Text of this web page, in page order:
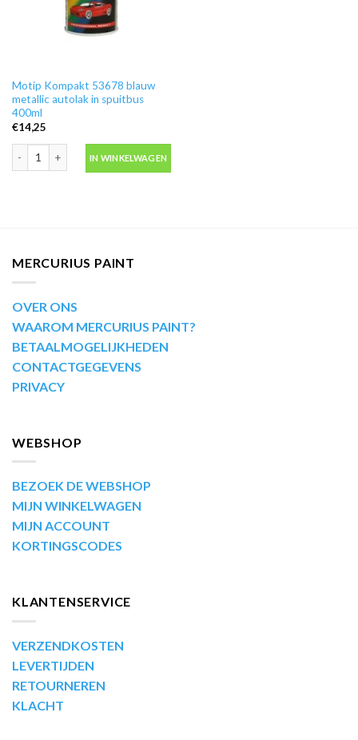
Motip Kompakt 53678 blauw
metallic autolak in spuitbus
400ml
€14,25
IN WINKELWAGEN
MERCURIUS PAINT
OVER ONS
WAAROM MERCURIUS PAINT?
BETAALMOGELIJKHEDEN
CONTACTGEGEVENS
PRIVACY
WEBSHOP
BEZOEK DE WEBSHOP
MIJN WINKELWAGEN
MIJN ACCOUNT
KORTINGSCODES
KLANTENSERVICE
VERZENDKOSTEN
LEVERTIJDEN
RETOURNEREN
KLACHT